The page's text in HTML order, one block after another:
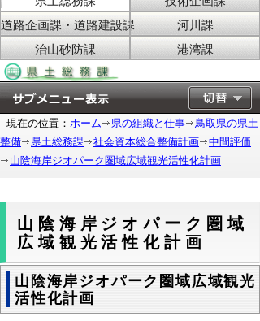
道路企画課・道路建設課
河川課
治山砂防課
港湾課
現在の位置： ホーム 県の組織と仕事
鳥取県の県土
整備
県土総務課 社会資本総合整備計画
中間評価
山陰海岸ジオパーク圏域広域観光活性化計画
山陰海岸ジオパーク圏域
広域観光活性化計画
山陰海岸ジオパーク圏域広域観光
活性化計画